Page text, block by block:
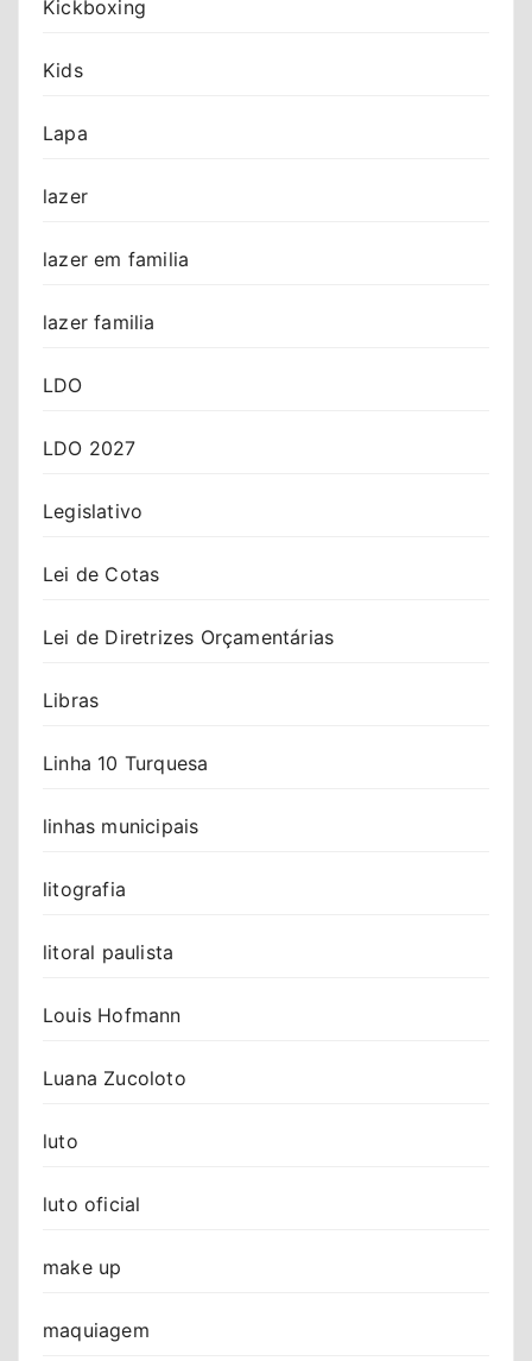
Kickboxing
Kids
Lapa
lazer
lazer em familia
lazer familia
LDO
LDO 2027
Legislativo
Lei de Cotas
Lei de Diretrizes Orçamentárias
Libras
Linha 10 Turquesa
linhas municipais
litografia
litoral paulista
Louis Hofmann
Luana Zucoloto
luto
luto oficial
make up
maquiagem